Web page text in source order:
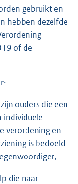
gebruikt en
hebben dezelfde
of de
ouders die een
individuele
verordening en
is bedoeld
die naar